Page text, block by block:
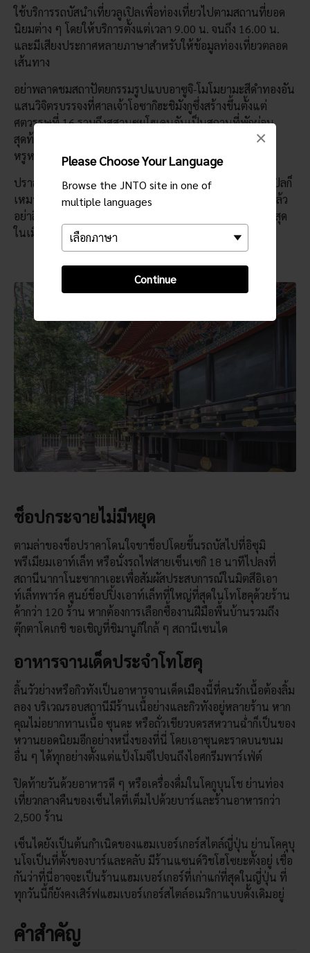
Please Choose Your Language
Browse the JNTO site in one of
multiple languages
Continue
×
ใช้บริการรถบัสนำเที่ยวลูเปิลเพื่อท่องเที่ยวไปตามสถานที่ยอด
นิยมต่าง ๆ โดยให้บริการตั้งแต่เวลา 9.00 น. จนถึง 16.00 น.
และมีเสียงประกาศหลายภาษาสำหรับให้ข้อมูลท่องเที่ยวตลอด
เส้นทาง
อย่าพลาดชมสถาปัตยกรรมรูปแบบอาซูจิ-โมโมยามะสีดำทองอัน
แสนวิจิตรบรรจงที่ศาลเจ้าโอซากิฮะชิมังกูซึ่งสร้างขึ้นตั้งแต่
ศตวรรษที่ 16 รวมถึงสุสานซุยโฮเดนอันเป็นสถานที่พักผ่อน
สุดท้ายของดาเตะ มาซามูเนะ ศาลเจ้าแห่งนี้แสดงถึงความ
หรูหราของหัวหน้าซามูไร
ปราสาทอะโอบะและโบราณสถานที่อยู่ในเส้นทางเดินรถลูเปิลก็
เหมาะสำหรับการแวะเที่ยวเช่นกัน หลังจากเที่ยวรอบเมืองแล้ว
อย่าลืมไปชิมร้านอาหารใกล้ ๆ และดื่มด่ำกับทิวทัศน์ที่สวยที่สุด
ในเมือง
ช็อปกระจายไม่มีหยุด
ตามล่าของช็อปราคาโดนใจขาช็อปโดยขึ้นรถบัสไปที่อิซุมิ
พรีเมียมเอาท์เล็ท หรือนั่งรถไฟสายเซ็นเซกิ 18 นาทีไปลงที่
สถานีนากาโนะซากาเอะเพื่อสัมผัสประสบการณ์ในมิตสึอิเอา
ท์เล็ทพาร์ค ศูนย์ช็อปปิ้งเอาท์เล็ทที่ใหญ่ที่สุดในโทโฮคุด้วยร้าน
ค้ากว่า 120 ร้าน หากต้องการเลือกซื้องานฝีมือพื้นบ้านรวมถึง
ตุ๊กตาโคเกชิ ขอเชิญที่ชิมานูกิใกล้ ๆ สถานีเซนได
อาหารจานเด็ดประจำโทโฮคุ
ลิ้นวัวย่างหรือกิวทังเป็นอาหารจานเด็ดเมืองนี้ที่คนรักเนื้อต้องลิ้ม
ลอง บริเวณรอบสถานีมีร้านเนื้อย่างและกิวทังอยู่หลายร้าน หาก
คุณไม่อยากทานเนื้อ ซุนดะ หรือถั่วเขียวบดรสหวานฉ่ำก็เป็นของ
หวานยอดนิยมอีกอย่างหนึ่งของที่นี่ โดยเอาซุนดะราดบนขนม
อื่น ๆ ได้ทุกอย่างตั้งแต่แป้งโมจิไปจนถึงไอศกรีมพาร์เฟ่ต์
ปิดท้ายวันด้วยอาหารดี ๆ หรือเครื่องดื่มในโคกูบุนโช ย่านท่อง
เที่ยวกลางคืนของเซ็นไดที่เต็มไปด้วยบาร์และร้านอาหารกว่า
2,500 ร้าน
เซ็นไดยังเป็นต้นกำเนิดของแฮมเบอร์เกอร์สไตล์ญี่ปุ่น ย่านโคคุบุ
นโจเป็นที่ตั้งของบาร์และคลับ มีร้านแซนด์วิชโฮโซยะตั้งอยู่ เชื่อ
กันว่าที่นี่อาจจะเป็นร้านแฮมเบอร์เกอร์ที่เก่าแก่ที่สุดในญี่ปุ่น ที่
ทุกวันนี้ก็ยังคงเสิร์ฟแฮมเบอร์เกอร์สไตล์อเมริกาแบบดั้งเดิมอยู่
คำสำคัญ